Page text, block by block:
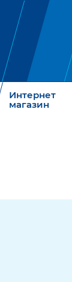
Интернет
магазин